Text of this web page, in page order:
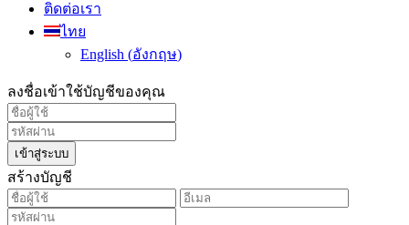
ติดต่อเรา
ไทย
English (อังกฤษ)
ลงชื่อเข้าใช้บัญชีของคุณ
เข้าสู่ระบบ
สร้างบัญชี